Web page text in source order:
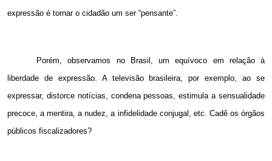
expressão é tornar o cidadão um ser “pensante”.
Porém, observamos no Brasil, um equívoco em relação à
liberdade de expressão. A televisão brasileira, por exemplo, ao se
expressar, distorce notícias, condena pessoas, estimula a sensualidade
precoce, a mentira, a nudez, a infidelidade conjugal, etc. Cadê os órgãos
públicos fiscalizadores?